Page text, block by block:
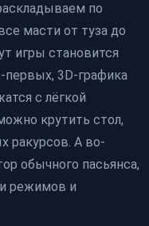
по
масти от туза до
игры становится
первых, 3D-графика
с лёгкой
крутить стол,
ракурсов. А во-
обычного пасьянса,
режимов и